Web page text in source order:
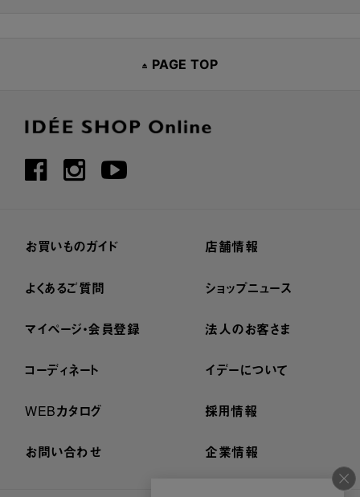
PAGE TOP
お買いものガイド
よくあるご質問
マイページ・会員登録
コーディネート
WEBカタログ
お問い合わせ
店舗情報
ショップニュース
法人のお客さま
イデーについて
採用情報
企業情報